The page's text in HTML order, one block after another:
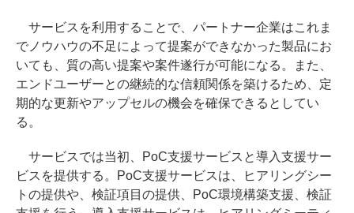
サービスを利用することで、パートナー企業はこれま
でノウハウの不足によって提案ができなかった製品にお
いても、質の高い提案や案件遂行が可能になる。また、
エンドユーザーとの継続的な信頼関係を築けるため、定
期的な更新やアップセルの機会を確保できるとしてい
る。
サービスでは当初、PoC支援サービスと導入支援サー
ビスを提供する。PoC支援サービスは、ヒアリングシー
トの提供や、検証項目の提供、PoC環境構築支援、検証